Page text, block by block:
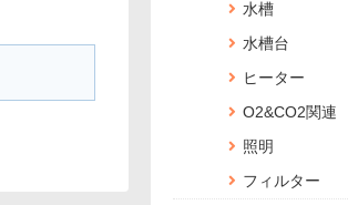
水槽
水槽台
ヒーター
O2&CO2関連
照明
フィルター